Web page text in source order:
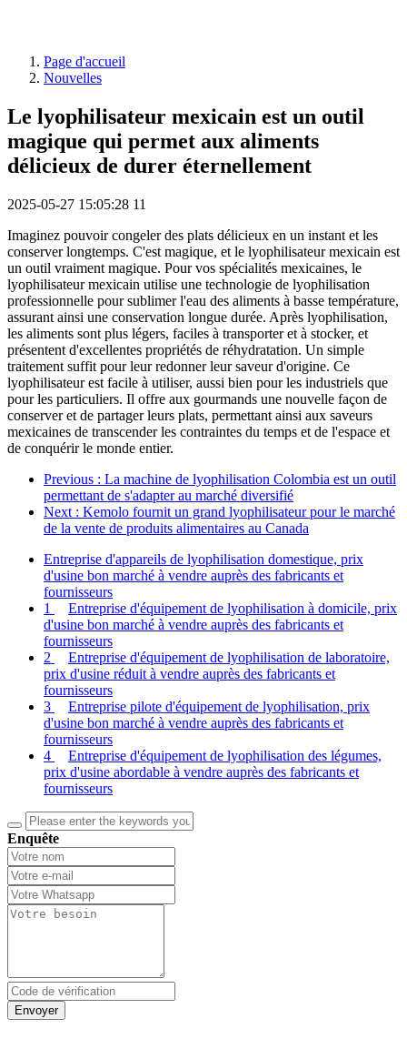
Page d'accueil
Nouvelles
Le lyophilisateur mexicain est un outil
magique qui permet aux aliments
délicieux de durer éternellement
2025-05-27 15:05:28 11
Imaginez pouvoir congeler des plats délicieux en un instant et les
conserver longtemps. C'est magique, et le lyophilisateur mexicain est
un outil vraiment magique. Pour vos spécialités mexicaines, le
lyophilisateur mexicain utilise une technologie de lyophilisation
professionnelle pour sublimer l'eau des aliments à basse température,
assurant ainsi une conservation longue durée. Après lyophilisation,
les aliments sont plus légers, faciles à transporter et à stocker, et
présentent d'excellentes propriétés de réhydratation. Un simple
traitement suffit pour leur redonner leur saveur d'origine. Ce
lyophilisateur est facile à utiliser, aussi bien pour les industriels que
pour les particuliers. Il offre aux gourmands une nouvelle façon de
conserver et de partager leurs plats, permettant ainsi aux saveurs
mexicaines de transcender les contraintes du temps et de l'espace et
de conquérir le monde entier.
Previous : La machine de lyophilisation Colombia est un outil
permettant de s'adapter au marché diversifié
Next : Kemolo fournit un grand lyophilisateur pour le marché
de la vente de produits alimentaires au Canada
Entreprise d'appareils de lyophilisation domestique, prix
d'usine bon marché à vendre auprès des fabricants et
fournisseurs
1
Entreprise d'équipement de lyophilisation à domicile, prix
d'usine bon marché à vendre auprès des fabricants et
fournisseurs
2
Entreprise d'équipement de lyophilisation de laboratoire,
prix d'usine réduit à vendre auprès des fabricants et
fournisseurs
3
Entreprise pilote d'équipement de lyophilisation, prix
d'usine bon marché à vendre auprès des fabricants et
fournisseurs
4
Entreprise d'équipement de lyophilisation des légumes,
prix d'usine abordable à vendre auprès des fabricants et
fournisseurs
Enquête
Envoyer